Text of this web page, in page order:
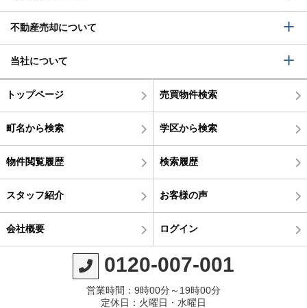
不動産売却について
当社について
トップページ 売買物件検索
町名から検索 学区から検索
物件閲覧履歴 検索履歴
スタッフ紹介 お客様の声
会社概要 ログイン
0120-007-001
営業時間：9時00分～19時00分
定休日：火曜日・水曜日